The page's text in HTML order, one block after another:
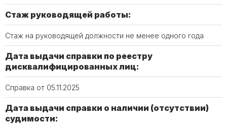
Стаж руководящей работы:
Стаж на руководящей должности не менее одного года
Дата выдачи справки по реестру
дисквалифицированных лиц:
Справка от 05.11.2025
Дата выдачи справки о наличии (отсутствии)
судимости: